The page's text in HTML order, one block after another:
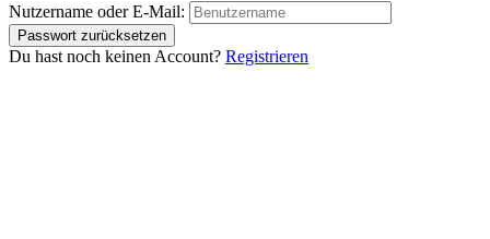
Nutzername oder E-Mail:
Du hast noch keinen Account? Registrieren